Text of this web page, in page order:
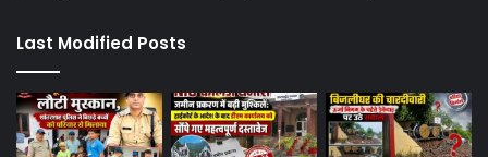
Last Modified Posts